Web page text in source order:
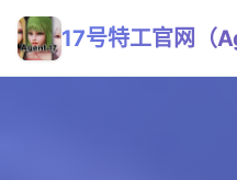
17号特工官网（